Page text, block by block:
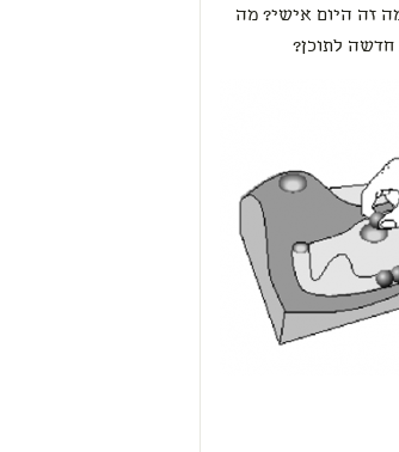
זה היום אישי? מה
לתוכן?